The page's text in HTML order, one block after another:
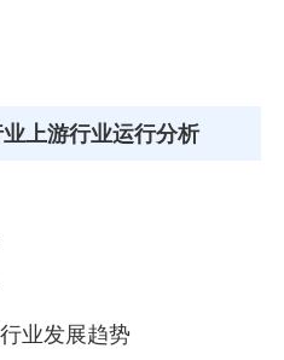
上游行业运行分析
业发展趋势